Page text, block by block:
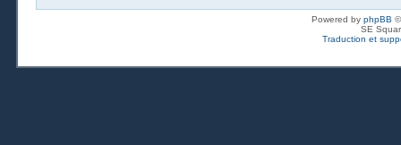
Powered by phpBB
SE
Traduction et